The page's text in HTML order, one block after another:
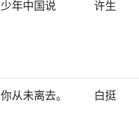
少年中国说 许生
你从未离去。 白挺